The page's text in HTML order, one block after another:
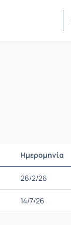
Ημερομηνία
26/2/26
14/7/26